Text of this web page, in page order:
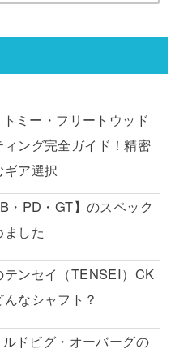
トミー・フリートウッド
ング完全ガイド！精密
ギア選択
・PD・GT】のスペック
した
テンセイ（TENSEI）CK
なシャフト？
ルドビグ・オーバーグの